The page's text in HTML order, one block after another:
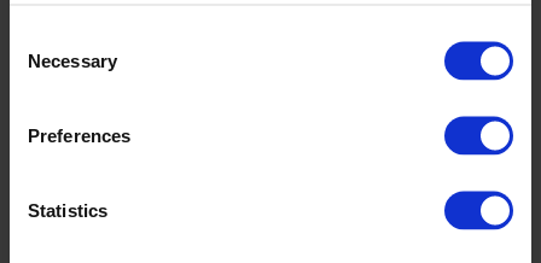
Selection
Necessary
Preferences
Statistics
Die entsprechende Anzahl an Zertifikaten erwerben.
EU zusammenarbeiten und sich über die Emissionen oder
-Bilanzen jeder gekaufter Waren informieren, um